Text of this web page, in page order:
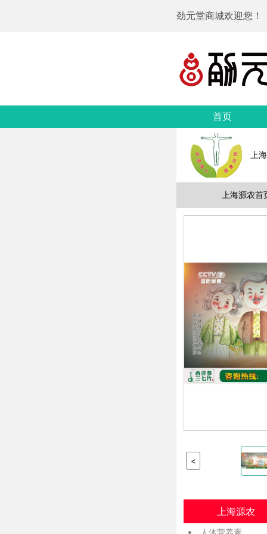
劲元堂商城欢迎您！
首页
上
上海源农首
<
上海源农
人体营养素